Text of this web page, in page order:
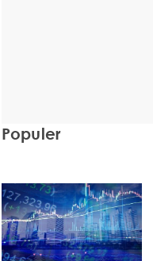
Populer